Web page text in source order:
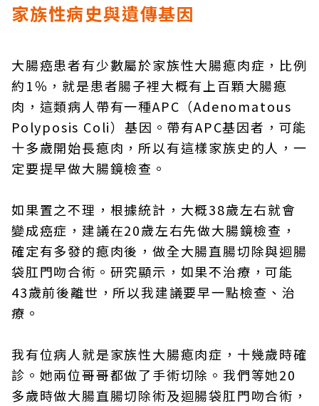
家族性病史與遺傳基因
大腸癌患者有少數屬於家族性大腸瘜肉症，比例
約1％，就是患者腸子裡大概有上百顆大腸瘜
肉，這類病人帶有一種APC（Adenomatous
Polyposis Coli）基因。帶有APC基因者，可能
十多歲開始長瘜肉，所以有這樣家族史的人，一
定要提早做大腸鏡檢查。
如果置之不理，根據統計，大概38歲左右就會
變成癌症，建議在20歲左右先做大腸鏡檢查，
確定有多發的瘜肉後，做全大腸直腸切除與迴腸
袋肛門吻合術。研究顯示，如果不治療，可能
43歲前後離世，所以我建議要早一點檢查、治
療。
我有位病人就是家族性大腸瘜肉症，十幾歲時確
診。她兩位哥哥都做了手術切除。我們等她20
多歲時做大腸直腸切除術及迴腸袋肛門吻合術，